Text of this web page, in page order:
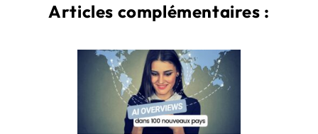
Articles complémentaires :